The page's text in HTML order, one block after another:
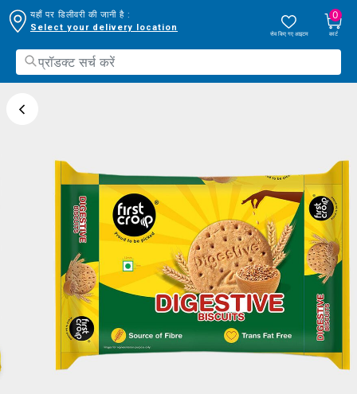
यहाँ पर डिलीवरी की जानी है :
Select your delivery location
सेव किए गए आइटम
0
कार्ट